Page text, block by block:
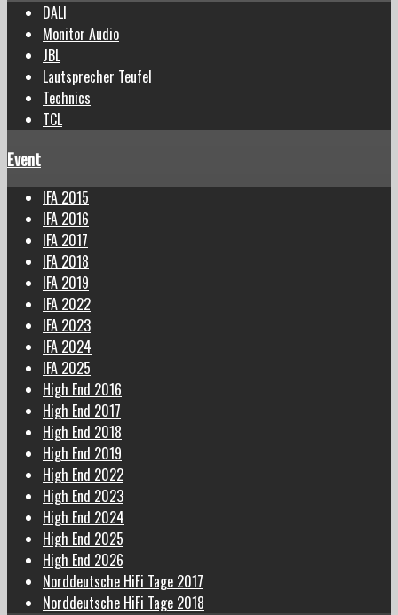
DALI
Monitor Audio
JBL
Lautsprecher Teufel
Technics
TCL
Event
IFA 2015
IFA 2016
IFA 2017
IFA 2018
IFA 2019
IFA 2022
IFA 2023
IFA 2024
IFA 2025
High End 2016
High End 2017
High End 2018
High End 2019
High End 2022
High End 2023
High End 2024
High End 2025
High End 2026
Norddeutsche HiFi Tage 2017
Norddeutsche HiFi Tage 2018